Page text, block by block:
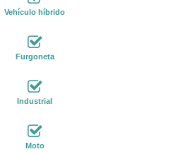
Vehículo híbrido
Furgoneta
Industrial
Moto